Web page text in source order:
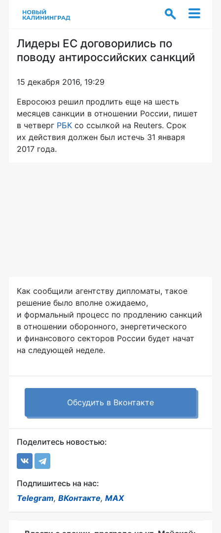
Лидеры ЕС договорились по
поводу антироссийских санкций
15 декабря 2016, 19:29
Евросоюз решил продлить еще на шесть
месяцев санкции в отношении России, пишет
в четверг РБК со ссылкой на Reuters. Срок
их действия должен был истечь 31 января
2017 года.
Как сообщили агентству дипломаты, такое
решение было вполне ожидаемо,
и формальный процесс по продлению санкций
в отношении оборонного, энергетического
и финансового секторов России будет начат
на следующей неделе.
Обсудить в Вконтакте
Поделитесь новостью:
Подпишитесь на нас:
Telegram, ВКонтакте, MAX